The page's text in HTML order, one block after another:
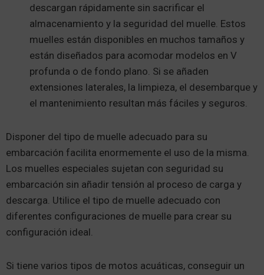
descargan rápidamente sin sacrificar el
almacenamiento y la seguridad del muelle. Estos
muelles están disponibles en muchos tamaños y
están diseñados para acomodar modelos en V
profunda o de fondo plano. Si se añaden
extensiones laterales, la limpieza, el desembarque y
el mantenimiento resultan más fáciles y seguros.
Disponer del tipo de muelle adecuado para su
embarcación facilita enormemente el uso de la misma.
Los muelles especiales sujetan con seguridad su
embarcación sin añadir tensión al proceso de carga y
descarga. Utilice el tipo de muelle adecuado con
diferentes configuraciones de muelle para crear su
configuración ideal.
Si tiene varios tipos de motos acuáticas, conseguir un